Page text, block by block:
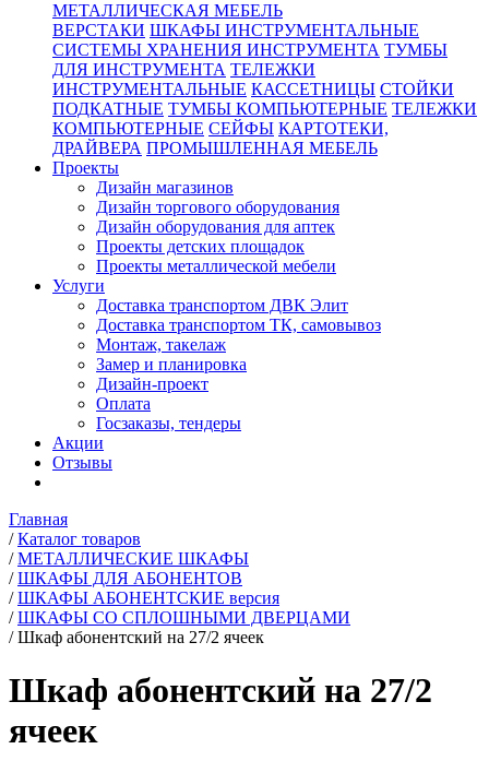
МЕТАЛЛИЧЕСКАЯ МЕБЕЛЬ
ВЕРСТАКИ ШКАФЫ ИНСТРУМЕНТАЛЬНЫЕ
СИСТЕМЫ ХРАНЕНИЯ ИНСТРУМЕНТА ТУМБЫ
ДЛЯ ИНСТРУМЕНТА ТЕЛЕЖКИ
ИНСТРУМЕНТАЛЬНЫЕ КАССЕТНИЦЫ СТОЙКИ
ПОДКАТНЫЕ ТУМБЫ КОМПЬЮТЕРНЫЕ ТЕЛЕЖКИ
КОМПЬЮТЕРНЫЕ СЕЙФЫ КАРТОТЕКИ,
ДРАЙВЕРА ПРОМЫШЛЕННАЯ МЕБЕЛЬ
Проекты
Дизайн магазинов
Дизайн торгового оборудования
Дизайн оборудования для аптек
Проекты детских площадок
Проекты металлической мебели
Услуги
Доставка транспортом ДВК Элит
Доставка транспортом ТК, самовывоз
Монтаж, такелаж
Замер и планировка
Дизайн-проект
Оплата
Госзаказы, тендеры
Акции
Отзывы
Главная
/ Каталог товаров
/ МЕТАЛЛИЧЕСКИЕ ШКАФЫ
/ ШКАФЫ ДЛЯ АБОНЕНТОВ
/ ШКАФЫ АБОНЕНТСКИЕ версия
/ ШКАФЫ СО СПЛОШНЫМИ ДВЕРЦАМИ
/ Шкаф абонентский на 27/2 ячеек
Шкаф абонентский на 27/2
ячеек